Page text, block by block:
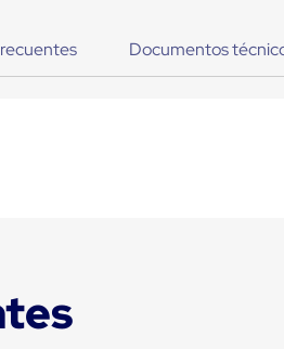
Documentos